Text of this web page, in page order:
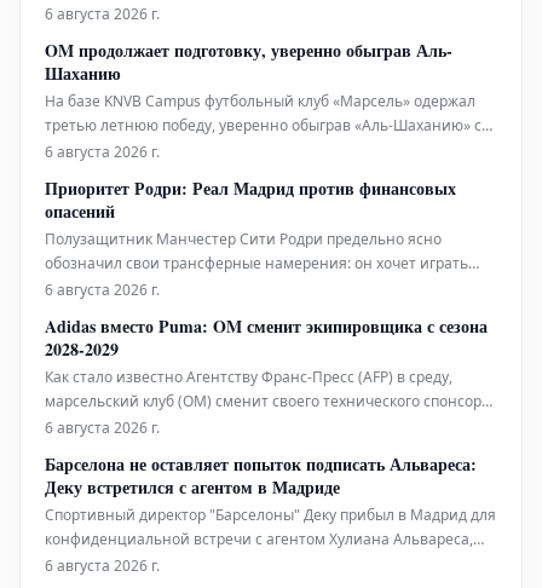
Игра, которая, по всей видимости, была частью
неутешительный результат для "Арсенала". Испанский клуб
"Бетис" показал более ув
6 августа 2026 г.
OM продолжает подготовку, уверенно обыграв Аль-
Шаханию
На базе KNVB Campus футбольный клуб «Марсель» одержал
третью летнюю победу, уверенно обыграв «Аль-Шаханию» со
счетом 3:0 в эту среду. Команда Брюно Женезио продолжит
перед возобновлением игр Лиги 1.
6 августа 2026 г.
Приоритет Родри: Реал Мадрид против финансовых
опасений
Полузащитник Манчестер Сити Родри предельно ясно
обозначил свои трансферные намерения: он хочет играть
только за мадридский «Реал». По данным издания Diario AS,
реальной альтернативой. Испанская газета сообщает, что
игрок, считающийся од
6 августа 2026 г.
Adidas вместо Puma: OM сменит экипировщика с сезона
2028-2029
Как стало известно Агентству Франс-Пресс (AFP) в среду,
марсельский клуб (OM) сменит своего технического спонсора,
начиная с сезона 2028-2029. Вместо текущего партнера Puma,
работать с Adidas.
6 августа 2026 г.
Барселона не оставляет попыток подписать Альвареса:
Деку встретился с агентом в Мадриде
Спортивный директор "Барселоны" Деку прибыл в Мадрид для
конфиденциальной встречи с агентом Хулиана Альвареса,
Фернандо Идальго. По данным издания Sport, эта встреча
6 августа 2026 г.